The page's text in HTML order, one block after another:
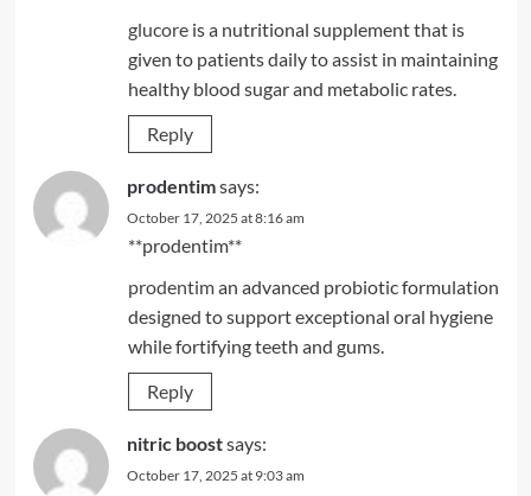
glucoreis a nutritional supplement that is
given to patients daily to assist in maintaining
healthy blood sugar and metabolic rates.
Reply
prodentimsays:
October 17, 2025 at 8:16 am
** prodentim**
prodentiman advanced probiotic formulation
designed to support exceptional oral hygiene
while fortifying teeth and gums.
Reply
nitric boostsays:
October 17, 2025 at 9:03 am